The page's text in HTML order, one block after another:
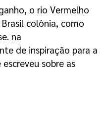
o rio Vermelho
colônia, como
na
de inspiração para a
sobre as